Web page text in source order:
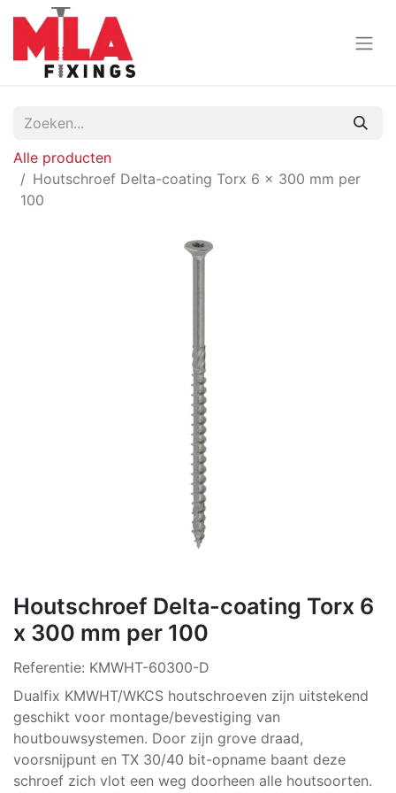
Alle producten
Houtschroef Delta-coating Torx 6 x 300 mm per
100
Houtschroef Delta-coating Torx 6
x 300 mm per 100
Referentie: KMWHT-60300-D
Dualfix KMWHT/WKCS houtschroeven zijn uitstekend
geschikt voor montage/bevestiging van
houtbouwsystemen. Door zijn grove draad,
voorsnijpunt en TX 30/40 bit-opname baant deze
schroef zich vlot een weg doorheen alle houtsoorten.